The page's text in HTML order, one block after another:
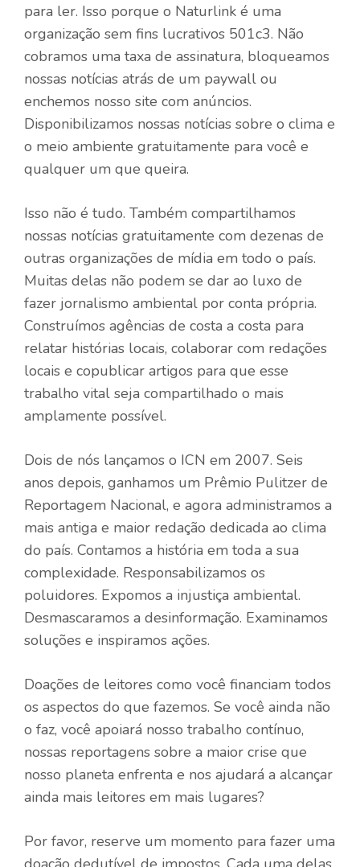
para ler. Isso porque o Naturlink é uma
organização sem fins lucrativos 501c3. Não
cobramos uma taxa de assinatura, bloqueamos
nossas notícias atrás de um paywall ou
enchemos nosso site com anúncios.
Disponibilizamos nossas notícias sobre o clima e
o meio ambiente gratuitamente para você e
qualquer um que queira.
Isso não é tudo. Também compartilhamos
nossas notícias gratuitamente com dezenas de
outras organizações de mídia em todo o país.
Muitas delas não podem se dar ao luxo de
fazer jornalismo ambiental por conta própria.
Construímos agências de costa a costa para
relatar histórias locais, colaborar com redações
locais e copublicar artigos para que esse
trabalho vital seja compartilhado o mais
amplamente possível.
Dois de nós lançamos o ICN em 2007. Seis
anos depois, ganhamos um Prêmio Pulitzer de
Reportagem Nacional, e agora administramos a
mais antiga e maior redação dedicada ao clima
do país. Contamos a história em toda a sua
complexidade. Responsabilizamos os
poluidores. Expomos a injustiça ambiental.
Desmascaramos a desinformação. Examinamos
soluções e inspiramos ações.
Doações de leitores como você financiam todos
os aspectos do que fazemos. Se você ainda não
o faz, você apoiará nosso trabalho contínuo,
nossas reportagens sobre a maior crise que
nosso planeta enfrenta e nos ajudará a alcançar
ainda mais leitores em mais lugares?
Por favor, reserve um momento para fazer uma